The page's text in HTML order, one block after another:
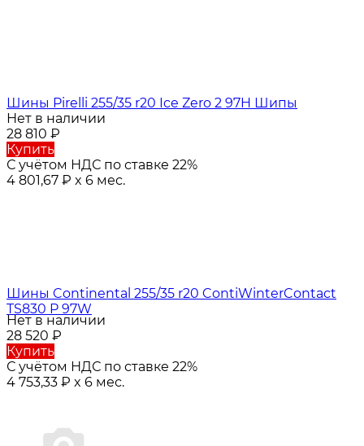
Шины Pirelli 255/35 r20 Ice Zero 2 97H Шипы
Нет в наличии
28 810 ₽
Купить
С учётом НДС по ставке 22%
4 801,67 ₽ x 6 мес.
Шины Continental 255/35 r20 ContiWinterContact
TS830 P 97W
Нет в наличии
28 520 ₽
Купить
С учётом НДС по ставке 22%
4 753,33 ₽ x 6 мес.